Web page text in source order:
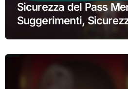
Sicurezza del Pass
Suggerimenti,